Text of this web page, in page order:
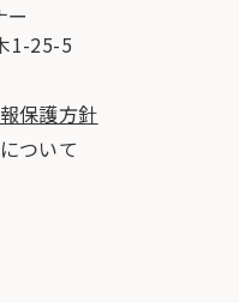
ー
1-25-5
保護方針
ついて